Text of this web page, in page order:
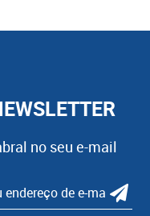
no seu e-mail